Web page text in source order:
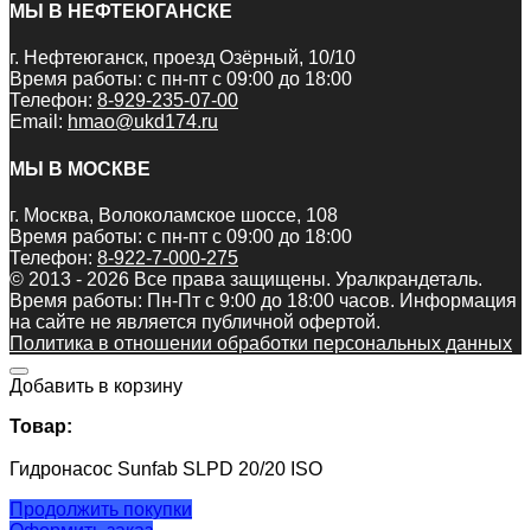
МЫ В НЕФТЕЮГАНСКЕ
г. Нефтеюганск, проезд Озёрный, 10/10
Время работы: с пн-пт с 09:00 до 18:00
Телефон: 8-929-235-07-00
Email: hmao@ukd174.ru
МЫ В МОСКВЕ
г. Москва, Волоколамское шоссе, 108
Время работы: с пн-пт с 09:00 до 18:00
Телефон: 8-922-7-000-275
© 2013 - 2026 Все права защищены. Уралкрандеталь.
Время работы: Пн-Пт c 9:00 до 18:00 часов. Информация
на сайте не является публичной офертой.
Политика в отношении обработки персональных данных
Добавить в корзину
Товар:
Гидронасос Sunfab SLPD 20/20 ISO
Продолжить покупки